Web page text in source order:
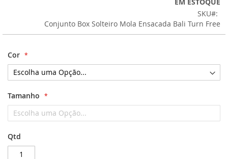
SKU
Conjunto Box Solteiro Mola Ensacada Bali Turn Free
Cor
Tamanho
Qtd